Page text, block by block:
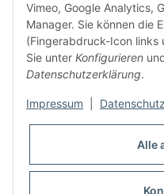
dasMOBILWERK® ist seit
Familienunternehmen,
Wachstumskurs befindet.
Geschäftszeiten immer
sofern Sie Fragen rund um
Vimeo, Google Analytics,
Manager. Sie können die
(Fingerabdruck-Icon links
Sie unter Konfigurieren
Datenschutzerklärung.
Impressum
Alle